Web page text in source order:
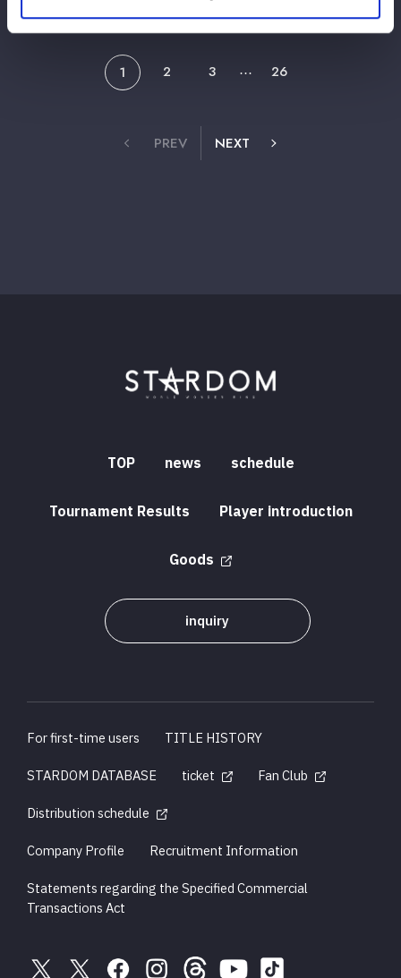
1 2 3 ⋯ 26
PREV NEXT
TOP news schedule
Tournament Results Player introduction
Goods
inquiry
For first-time users
TITLE HISTORY
STARDOM DATABASE
ticket
Fan Club
Distribution schedule
Company Profile
Recruitment Information
Statements regarding the Specified Commercial
Transactions Act